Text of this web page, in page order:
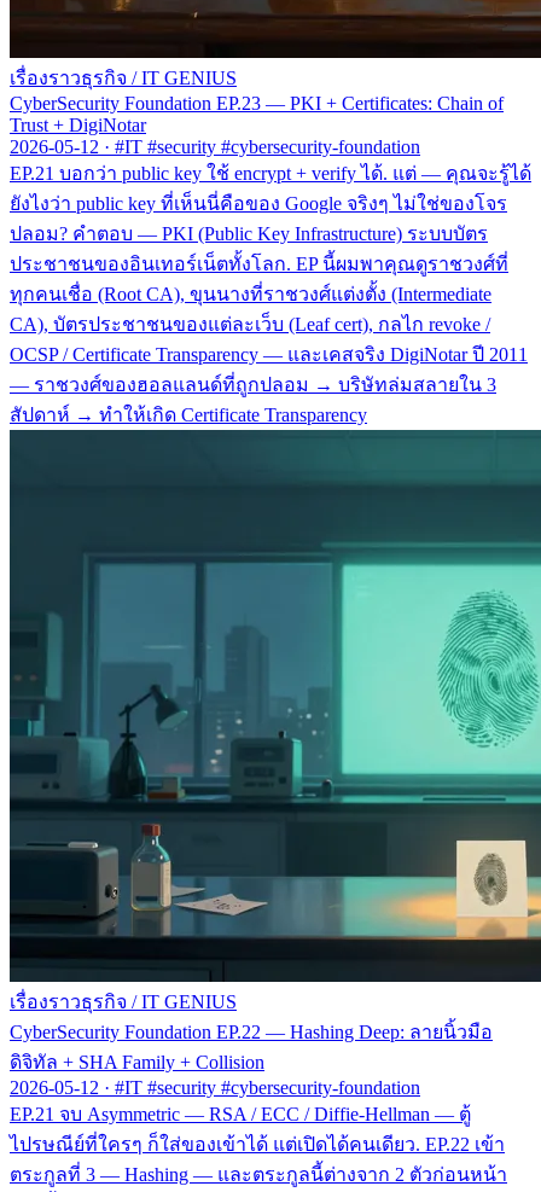
เรื่องราวธุรกิจ / IT GENIUS
CyberSecurity Foundation EP.23 — PKI + Certificates: Chain of
Trust + DigiNotar
2026-05-12 · #IT #security #cybersecurity-foundation
EP.21 บอกว่า public key ใช้ encrypt + verify ได้. แต่ — คุณจะรู้ได้
ยังไงว่า public key ที่เห็นนี่คือของ Google จริงๆ ไม่ใช่ของโจร
ปลอม? คำตอบ — PKI (Public Key Infrastructure) ระบบบัตร
ประชาชนของอินเทอร์เน็ตทั้งโลก. EP นี้ผมพาคุณดูราชวงศ์ที่
ทุกคนเชื่อ (Root CA), ขุนนางที่ราชวงศ์แต่งตั้ง (Intermediate
CA), บัตรประชาชนของแต่ละเว็บ (Leaf cert), กลไก revoke /
OCSP / Certificate Transparency — และเคสจริง DigiNotar ปี 2011
— ราชวงศ์ของฮอลแลนด์ที่ถูกปลอม → บริษัทล่มสลายใน 3
สัปดาห์ → ทำให้เกิด Certificate Transparency
เรื่องราวธุรกิจ / IT GENIUS
CyberSecurity Foundation EP.22 — Hashing Deep: ลายนิ้วมือ
ดิจิทัล + SHA Family + Collision
2026-05-12 · #IT #security #cybersecurity-foundation
EP.21 จบ Asymmetric — RSA / ECC / Diffie-Hellman — ตู้
ไปรษณีย์ที่ใครๆ ก็ใส่ของเข้าได้ แต่เปิดได้คนเดียว. EP.22 เข้า
ตระกูลที่ 3 — Hashing — และตระกูลนี้ต่างจาก 2 ตัวก่อนหน้า